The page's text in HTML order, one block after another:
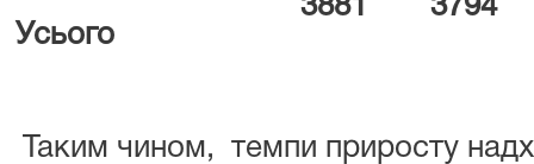
Усього
3881 3794
Таким чином,
темпи приросту